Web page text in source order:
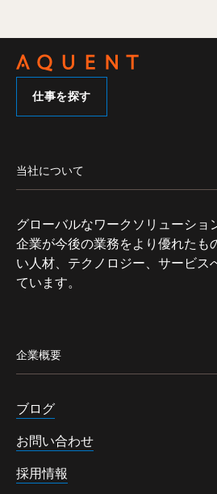
仕事を探す
当社について
グローバルなワークソリューショ
企業が今後の業務をより優れたも
い人材、テクノロジー、サービス
ています。
企業概要
ブログ
お問い合わせ
採用情報